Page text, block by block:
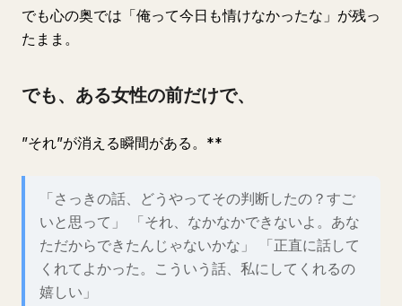
でも心の奥では「俺って今日も情けなかったな」が残っ
たまま。
でも、ある女性の前だけで、
”それ”が消える瞬間がある。**
「さっきの話、どうやってその判断したの？すご
いと思って」 「それ、なかなかできないよ。あな
ただからできたんじゃないかな」 「正直に話して
くれてよかった。こういう話、私にしてくれるの
嬉しい」